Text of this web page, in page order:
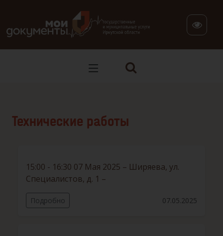
Технические работы
15:00 - 16:30 07 Мая 2025 – Ширяева, ул.
Специалистов, д. 1 –
Подробно 07.05.2025